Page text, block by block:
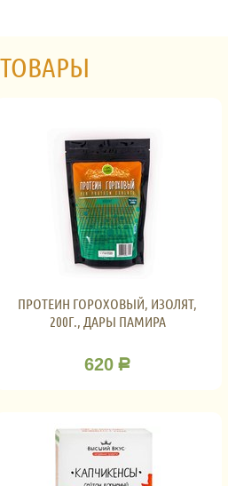
ПРОТЕИН ГОРОХОВЫЙ, ИЗОЛЯТ,
200Г., ДАРЫ ПАМИРА
620 Р